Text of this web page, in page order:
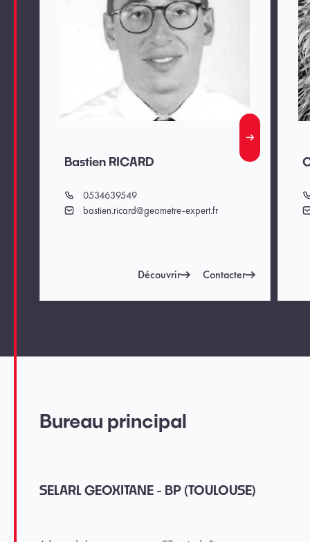
Bastien RICARD
Téléphone
0534639549
Emailbastien.ricard@geometre-expert.fr
Découvrir Contacter
Bureau principal
SELARL GEOXITANE - BP (TOULOUSE)